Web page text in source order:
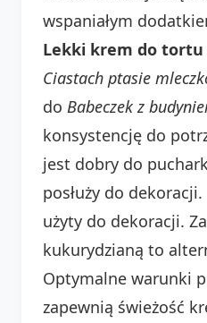
wspaniałym
Lekki krem do tortu
Ciastach ptasie
do Babeczek z
konsystencję do
jest dobry do
posłuży do
użyty do dekoracji.
kukurydzianą to
Optymalne warunki
zapewnią świeżość